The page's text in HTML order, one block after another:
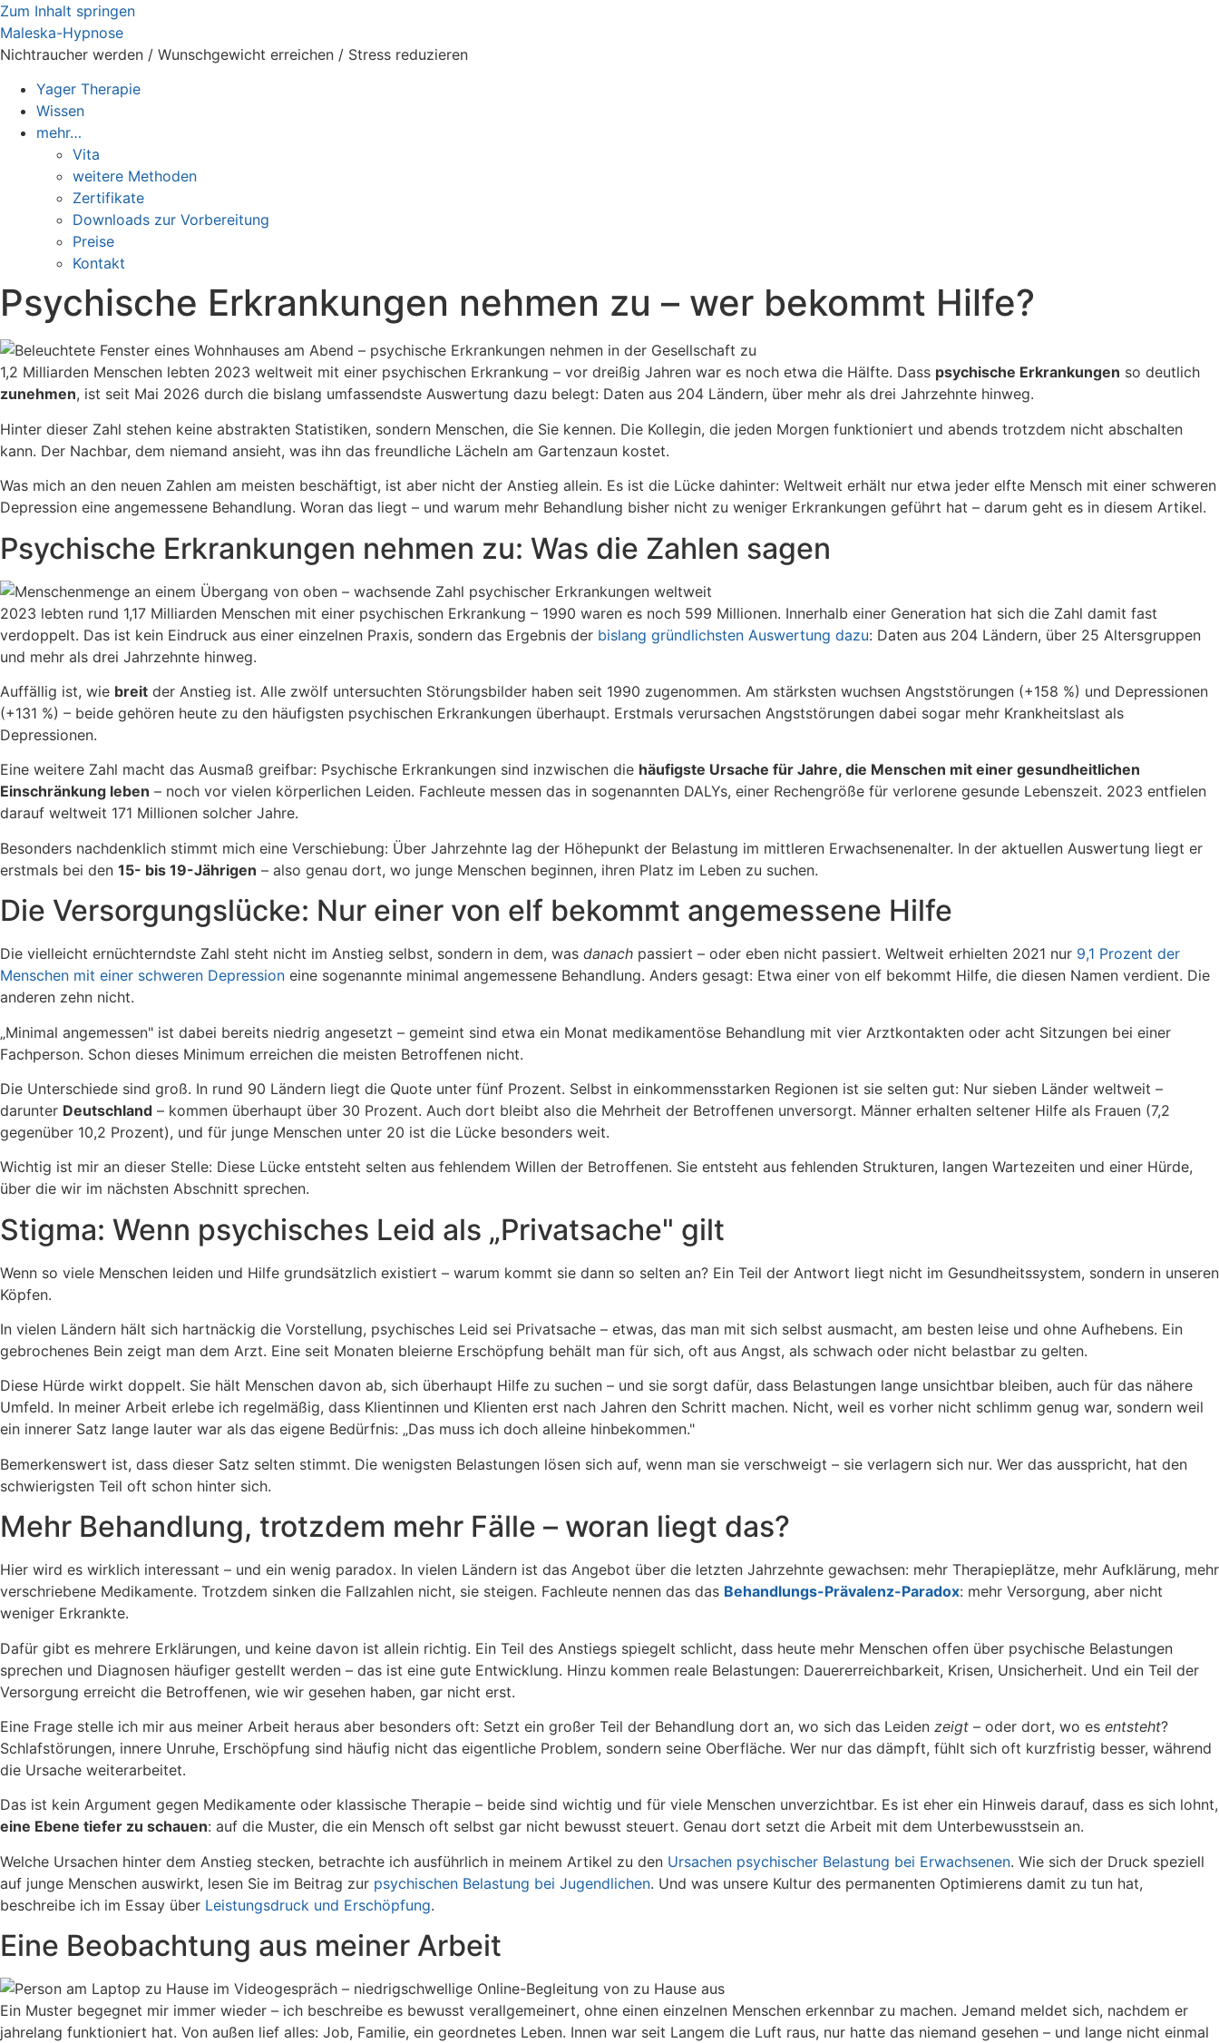
Zum Inhalt springen
Maleska-Hypnose
Nichtraucher werden / Wunschgewicht erreichen / Stress reduzieren
Yager Therapie
Wissen
mehr…
Vita
weitere Methoden
Zertifikate
Downloads zur Vorbereitung
Preise
Kontakt
Psychische Erkrankungen nehmen zu – wer bekommt Hilfe?
1,2 Milliarden Menschen lebten 2023 weltweit mit einer psychischen Erkrankung – vor dreißig Jahren war es noch etwa die Hälfte. Dass psychische Erkrankungen so deutlich
zunehmen, ist seit Mai 2026 durch die bislang umfassendste Auswertung dazu belegt: Daten aus 204 Ländern, über mehr als drei Jahrzehnte hinweg.
Hinter dieser Zahl stehen keine abstrakten Statistiken, sondern Menschen, die Sie kennen. Die Kollegin, die jeden Morgen funktioniert und abends trotzdem nicht abschalten
kann. Der Nachbar, dem niemand ansieht, was ihn das freundliche Lächeln am Gartenzaun kostet.
Was mich an den neuen Zahlen am meisten beschäftigt, ist aber nicht der Anstieg allein. Es ist die Lücke dahinter: Weltweit erhält nur etwa jeder elfte Mensch mit einer schweren
Depression eine angemessene Behandlung. Woran das liegt – und warum mehr Behandlung bisher nicht zu weniger Erkrankungen geführt hat – darum geht es in diesem Artikel.
Psychische Erkrankungen nehmen zu: Was die Zahlen sagen
2023 lebten rund 1,17 Milliarden Menschen mit einer psychischen Erkrankung – 1990 waren es noch 599 Millionen. Innerhalb einer Generation hat sich die Zahl damit fast
verdoppelt. Das ist kein Eindruck aus einer einzelnen Praxis, sondern das Ergebnis der bislang gründlichsten Auswertung dazu: Daten aus 204 Ländern, über 25 Altersgruppen
und mehr als drei Jahrzehnte hinweg.
Auffällig ist, wie breit der Anstieg ist. Alle zwölf untersuchten Störungsbilder haben seit 1990 zugenommen. Am stärksten wuchsen Angststörungen (+158 %) und Depressionen
(+131 %) – beide gehören heute zu den häufigsten psychischen Erkrankungen überhaupt. Erstmals verursachen Angststörungen dabei sogar mehr Krankheitslast als
Depressionen.
Eine weitere Zahl macht das Ausmaß greifbar: Psychische Erkrankungen sind inzwischen die häufigste Ursache für Jahre, die Menschen mit einer gesundheitlichen
Einschränkung leben – noch vor vielen körperlichen Leiden. Fachleute messen das in sogenannten DALYs, einer Rechengröße für verlorene gesunde Lebenszeit. 2023 entfielen
darauf weltweit 171 Millionen solcher Jahre.
Besonders nachdenklich stimmt mich eine Verschiebung: Über Jahrzehnte lag der Höhepunkt der Belastung im mittleren Erwachsenenalter. In der aktuellen Auswertung liegt er
erstmals bei den 15- bis 19-Jährigen – also genau dort, wo junge Menschen beginnen, ihren Platz im Leben zu suchen.
Die Versorgungslücke: Nur einer von elf bekommt angemessene Hilfe
Die vielleicht ernüchterndste Zahl steht nicht im Anstieg selbst, sondern in dem, was danach passiert – oder eben nicht passiert. Weltweit erhielten 2021 nur 9,1 Prozent der
Menschen mit einer schweren Depression eine sogenannte minimal angemessene Behandlung. Anders gesagt: Etwa einer von elf bekommt Hilfe, die diesen Namen verdient. Die
anderen zehn nicht.
„Minimal angemessen" ist dabei bereits niedrig angesetzt – gemeint sind etwa ein Monat medikamentöse Behandlung mit vier Arztkontakten oder acht Sitzungen bei einer
Fachperson. Schon dieses Minimum erreichen die meisten Betroffenen nicht.
Die Unterschiede sind groß. In rund 90 Ländern liegt die Quote unter fünf Prozent. Selbst in einkommensstarken Regionen ist sie selten gut: Nur sieben Länder weltweit –
darunter Deutschland – kommen überhaupt über 30 Prozent. Auch dort bleibt also die Mehrheit der Betroffenen unversorgt. Männer erhalten seltener Hilfe als Frauen (7,2
gegenüber 10,2 Prozent), und für junge Menschen unter 20 ist die Lücke besonders weit.
Wichtig ist mir an dieser Stelle: Diese Lücke entsteht selten aus fehlendem Willen der Betroffenen. Sie entsteht aus fehlenden Strukturen, langen Wartezeiten und einer Hürde,
über die wir im nächsten Abschnitt sprechen.
Stigma: Wenn psychisches Leid als „Privatsache" gilt
Wenn so viele Menschen leiden und Hilfe grundsätzlich existiert – warum kommt sie dann so selten an? Ein Teil der Antwort liegt nicht im Gesundheitssystem, sondern in unseren
Köpfen.
In vielen Ländern hält sich hartnäckig die Vorstellung, psychisches Leid sei Privatsache – etwas, das man mit sich selbst ausmacht, am besten leise und ohne Aufhebens. Ein
gebrochenes Bein zeigt man dem Arzt. Eine seit Monaten bleierne Erschöpfung behält man für sich, oft aus Angst, als schwach oder nicht belastbar zu gelten.
Diese Hürde wirkt doppelt. Sie hält Menschen davon ab, sich überhaupt Hilfe zu suchen – und sie sorgt dafür, dass Belastungen lange unsichtbar bleiben, auch für das nähere
Umfeld. In meiner Arbeit erlebe ich regelmäßig, dass Klientinnen und Klienten erst nach Jahren den Schritt machen. Nicht, weil es vorher nicht schlimm genug war, sondern weil
ein innerer Satz lange lauter war als das eigene Bedürfnis: „Das muss ich doch alleine hinbekommen."
Bemerkenswert ist, dass dieser Satz selten stimmt. Die wenigsten Belastungen lösen sich auf, wenn man sie verschweigt – sie verlagern sich nur. Wer das ausspricht, hat den
schwierigsten Teil oft schon hinter sich.
Mehr Behandlung, trotzdem mehr Fälle – woran liegt das?
Hier wird es wirklich interessant – und ein wenig paradox. In vielen Ländern ist das Angebot über die letzten Jahrzehnte gewachsen: mehr Therapieplätze, mehr Aufklärung, mehr
verschriebene Medikamente. Trotzdem sinken die Fallzahlen nicht, sie steigen. Fachleute nennen das das Behandlungs-Prävalenz-Paradox: mehr Versorgung, aber nicht
weniger Erkrankte.
Dafür gibt es mehrere Erklärungen, und keine davon ist allein richtig. Ein Teil des Anstiegs spiegelt schlicht, dass heute mehr Menschen offen über psychische Belastungen
sprechen und Diagnosen häufiger gestellt werden – das ist eine gute Entwicklung. Hinzu kommen reale Belastungen: Dauererreichbarkeit, Krisen, Unsicherheit. Und ein Teil der
Versorgung erreicht die Betroffenen, wie wir gesehen haben, gar nicht erst.
Eine Frage stelle ich mir aus meiner Arbeit heraus aber besonders oft: Setzt ein großer Teil der Behandlung dort an, wo sich das Leiden zeigt – oder dort, wo es entsteht?
Schlafstörungen, innere Unruhe, Erschöpfung sind häufig nicht das eigentliche Problem, sondern seine Oberfläche. Wer nur das dämpft, fühlt sich oft kurzfristig besser, während
die Ursache weiterarbeitet.
Das ist kein Argument gegen Medikamente oder klassische Therapie – beide sind wichtig und für viele Menschen unverzichtbar. Es ist eher ein Hinweis darauf, dass es sich lohnt,
eine Ebene tiefer zu schauen: auf die Muster, die ein Mensch oft selbst gar nicht bewusst steuert. Genau dort setzt die Arbeit mit dem Unterbewusstsein an.
Welche Ursachen hinter dem Anstieg stecken, betrachte ich ausführlich in meinem Artikel zu den Ursachen psychischer Belastung bei Erwachsenen. Wie sich der Druck speziell
auf junge Menschen auswirkt, lesen Sie im Beitrag zur psychischen Belastung bei Jugendlichen. Und was unsere Kultur des permanenten Optimierens damit zu tun hat,
beschreibe ich im Essay über Leistungsdruck und Erschöpfung.
Eine Beobachtung aus meiner Arbeit
Ein Muster begegnet mir immer wieder – ich beschreibe es bewusst verallgemeinert, ohne einen einzelnen Menschen erkennbar zu machen. Jemand meldet sich, nachdem er
jahrelang funktioniert hat. Von außen lief alles: Job, Familie, ein geordnetes Leben. Innen war seit Langem die Luft raus, nur hatte das niemand gesehen – und lange nicht einmal